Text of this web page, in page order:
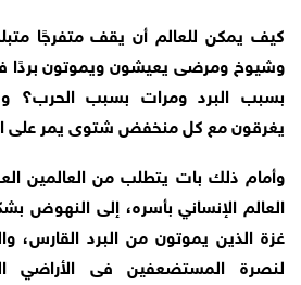
كيف يمكن للعالم أن يقف متفرجًا
وشيوخ ومرضى يعيشون ويموتون بردًا
بسبب البرد ومرات بسبب الحرب؟
يغرقون مع كل منخفض شتوى يمر على
وأمام ذلك بات يتطلب من العالمين
العالم الإنساني بأسره، إلى النهوض
غزة الذين يموتون من البرد القارس،
لنصرة المستضعفين فى الأراضي